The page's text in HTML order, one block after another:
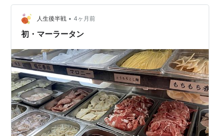
説】バンテリンドームナゴヤに近いホテルとアクセスに
便利な５つのエリアとホテル ✅Aich Sky Expo 愛知県国
際展示場に近…
人生後半戦 • 4ヶ月前
初・マーラータン